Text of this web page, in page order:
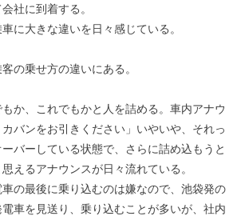
社に到着する。
に大きな違いを日々感じている。
の乗せ方の違いにある。
か、これでもかと人を詰める。車内アナウ
バンをお引きください」いやいや、それっ
バーしている状態で、さらに詰め込もうと
えるアナウンスが日々流れている。
の最後に乗り込むのは嫌なので、池袋発の
車を見送り、乗り込むことが多いが、社内